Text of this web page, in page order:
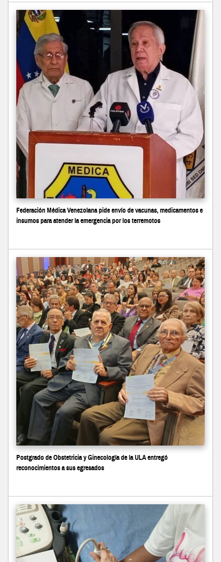
Federación Médica Venezolana pide envío de vacunas, medicamentos e
insumos para atender la emergencia por los terremotos
Postgrado de Obstetricia y Ginecología de la ULA entregó
reconocimientos a sus egresados